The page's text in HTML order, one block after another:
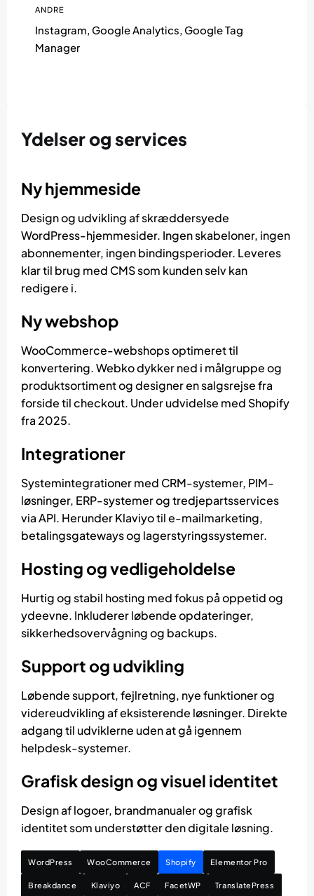
ANDRE
Instagram, Google Analytics, Google Tag
Manager
Ydelser og services
Ny hjemmeside
Design og udvikling af skræddersyede
WordPress-hjemmesider. Ingen skabeloner, ingen
abonnementer, ingen bindingsperioder. Leveres
klar til brug med CMS som kunden selv kan
redigere i.
Ny webshop
WooCommerce-webshops optimeret til
konvertering. Webko dykker ned i målgruppe og
produktsortiment og designer en salgsrejse fra
forside til checkout. Under udvidelse med Shopify
fra 2025.
Integrationer
Systemintegrationer med CRM-systemer, PIM-
løsninger, ERP-systemer og tredjepartsservices
via API. Herunder Klaviyo til e-mailmarketing,
betalingsgateways og lagerstyringssystemer.
Hosting og vedligeholdelse
Hurtig og stabil hosting med fokus på oppetid og
ydeevne. Inkluderer løbende opdateringer,
sikkerhedsovervågning og backups.
Support og udvikling
Løbende support, fejlretning, nye funktioner og
videreudvikling af eksisterende løsninger. Direkte
adgang til udviklerne uden at gå igennem
helpdesk-systemer.
Grafisk design og visuel identitet
Design af logoer, brandmanualer og grafisk
identitet som understøtter den digitale løsning.
WordPress WooCommerce Shopify Elementor Pro
Breakdance Klaviyo ACF FacetWP TranslatePress